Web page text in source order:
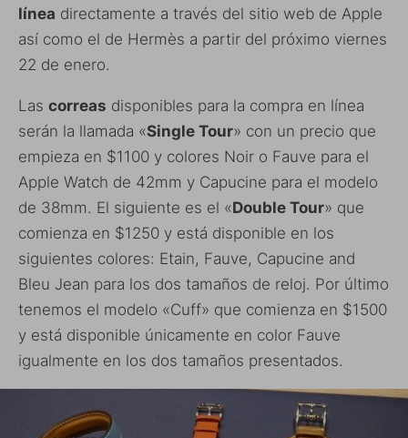
línea directamente a través del sitio web de Apple
así como el de Hermès a partir del próximo viernes
22 de enero.
Las correas disponibles para la compra en línea
serán la llamada «Single Tour» con un precio que
empieza en $1100 y colores Noir o Fauve para el
Apple Watch de 42mm y Capucine para el modelo
de 38mm. El siguiente es el «Double Tour» que
comienza en $1250 y está disponible en los
siguientes colores: Etain, Fauve, Capucine and
Bleu Jean para los dos tamaños de reloj. Por último
tenemos el modelo «Cuff» que comienza en $1500
y está disponible únicamente en color Fauve
igualmente en los dos tamaños presentados.